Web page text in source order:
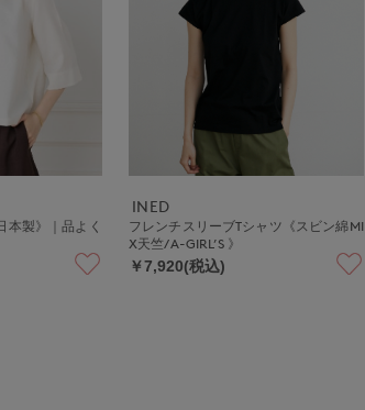
本製》｜品よく
INED
フレンチスリーブTシャツ《スビン綿MI
X天竺/A-GIRL’S 》
￥7,920(税込)